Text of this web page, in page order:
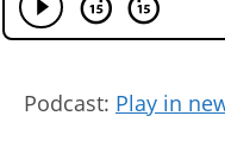
Podcast: Play in